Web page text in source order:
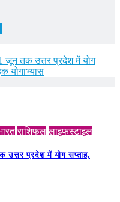
जून तक उत्तर प्रदेश में योग
योगाभ्यास
राशिफल लाइफस्टाइल
उत्तर प्रदेश में योग सप्ताह,